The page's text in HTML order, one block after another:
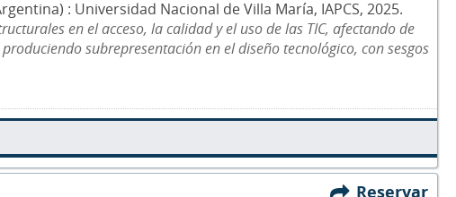
: Universidad Nacional de Villa María, IAPCS, 2025.
en el acceso, la calidad y el uso de las TIC, afectando de
subrepresentación en el diseño tecnológico, con sesgos
Reservar